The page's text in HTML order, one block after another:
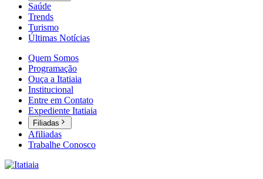
Saúde
Trends
Turismo
Últimas Notícias
Quem Somos
Programação
Ouça a Itatiaia
Institucional
Entre em Contato
Expediente Itatiaia
Filiadas
Afiliadas
Trabalhe Conosco